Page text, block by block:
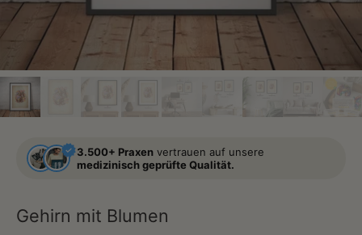
3.500+ Praxen vertrauen auf unsere
medizinisch geprüfte Qualität.
Gehirn mit Blumen